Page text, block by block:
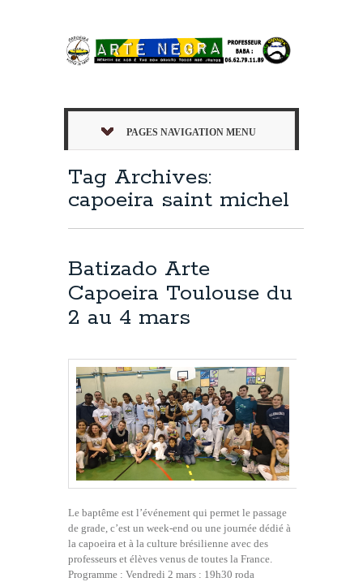
PAGES NAVIGATION MENU
Tag Archives:
capoeira saint michel
Batizado Arte
Capoeira Toulouse du
2 au 4 mars
Le baptême est l’événement qui permet le passage
de grade, c’est un week-end ou une journée dédié à
la capoeira et à la culture brésilienne avec des
professeurs et élèves venus de toutes la France.
Programme : Vendredi 2 mars : 19h30 roda